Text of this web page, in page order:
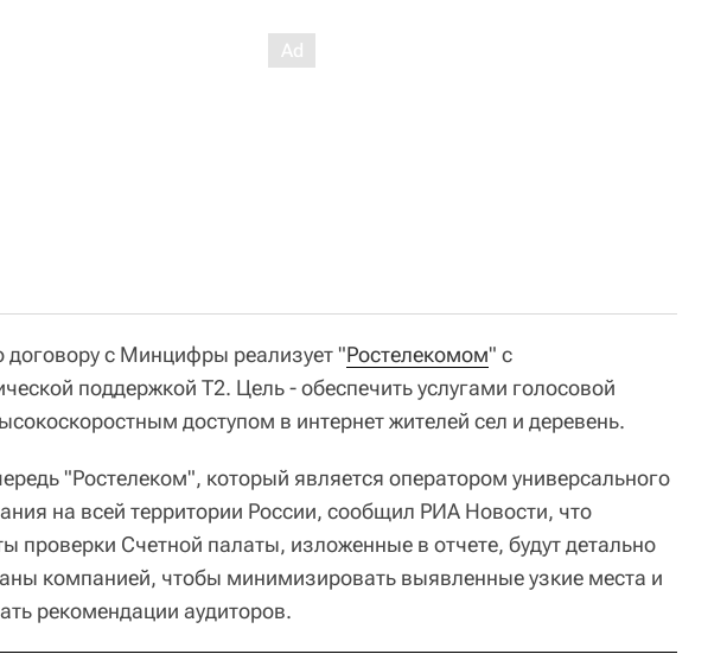
договору с Минцифры реализует "Ростелекомом" с
поддержкой T2. Цель - обеспечить услугами голосовой
доступом в интернет жителей сел и деревень.
"Ростелеком", который является оператором универсального
на всей территории России, сообщил РИА Новости, что
проверки Счетной палаты, изложенные в отчете, будут детально
компанией, чтобы минимизировать выявленные узкие места и
рекомендации аудиторов.